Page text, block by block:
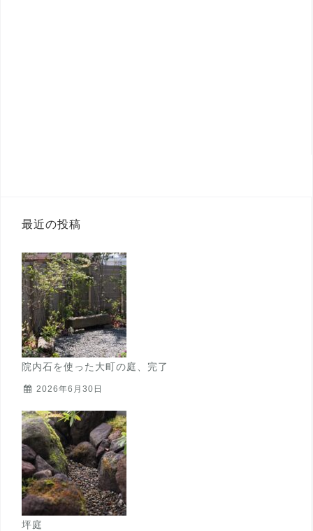
最近の投稿
院内石を使った大町の庭、完了
2026年6月30日
坪庭